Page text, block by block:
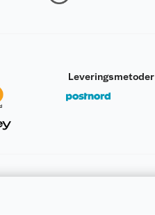
Leveringsmetoder